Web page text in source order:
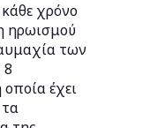
χρόνο
ηρωισμού
των
8
έχει